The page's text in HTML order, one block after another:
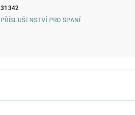
31342
PŘÍSLUŠENSTVÍ PRO SPANÍ